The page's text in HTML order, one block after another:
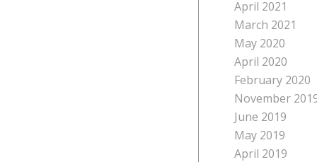
April 2021
March 2021
May 2020
April 2020
February 2020
November
June 2019
May 2019
April 2019